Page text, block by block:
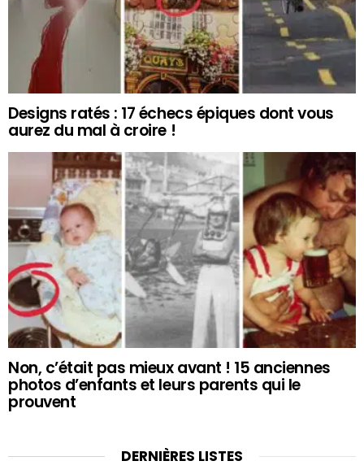
Designs ratés : 17 échecs épiques dont vous
aurez du mal à croire !
Non, c’était pas mieux avant ! 15 anciennes
photos d’enfants et leurs parents qui le
prouvent
DERNIÈRES LISTES